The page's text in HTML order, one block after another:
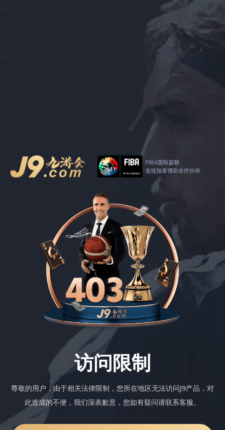
访问限制
尊敬的用户，由于相关法律限制，您所在地区无法访问J9产品，对
此造成的不便，我们深表歉意，您如有疑问请联系客服。